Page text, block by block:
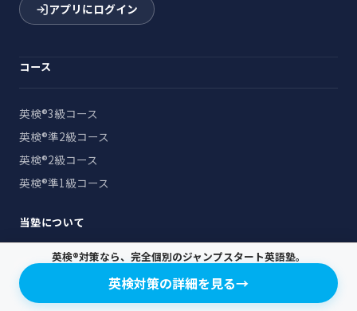
アプリにログイン
コース
英検®3級コース
英検®準2級コース
英検®2級コース
英検®準1級コース
当塾について
塾の紹介
よくある質問
英検®対策なら、完全個別のジャンプスタート英語塾。
英検対策の詳細を見る→